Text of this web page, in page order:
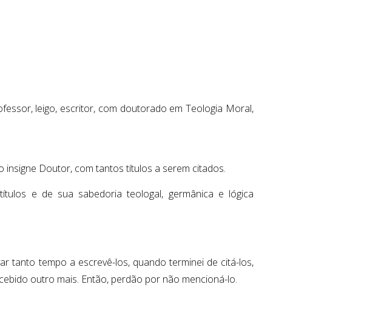
leigo, escritor, com doutorado em Teologia Moral,
Doutor, com tantos títulos a serem citados.
e de sua sabedoria teologal, germânica e lógica
tanto tempo a escrevê-los, quando terminei de citá-los,
outro mais. Então, perdão por não mencioná-lo.